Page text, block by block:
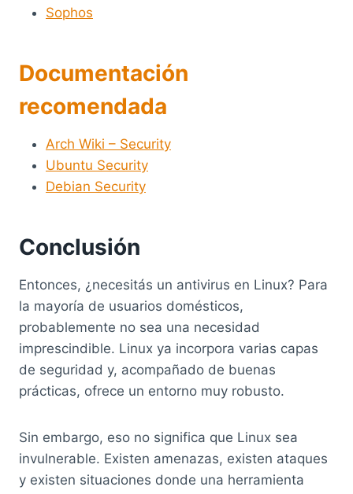
Sophos
Documentación
recomendada
Arch Wiki – Security
Ubuntu Security
Debian Security
Conclusión
Entonces, ¿necesitás un antivirus en Linux? Para
la mayoría de usuarios domésticos,
probablemente no sea una necesidad
imprescindible. Linux ya incorpora varias capas
de seguridad y, acompañado de buenas
prácticas, ofrece un entorno muy robusto.
Sin embargo, eso no significa que Linux sea
invulnerable. Existen amenazas, existen ataques
y existen situaciones donde una herramienta